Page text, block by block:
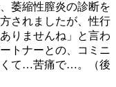
萎縮性膣炎の診断を
されましたが、性行
りませんね」と言わ
トナーとの、コミニ
くて…苦痛で…。（後